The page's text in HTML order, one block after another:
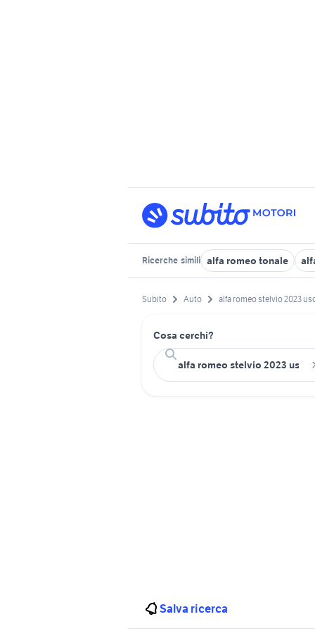
Ricerche simili alfa romeo tonale
Subito Auto alfa romeo stelvio 2023
Cosa cerchi?
Salva ricerca